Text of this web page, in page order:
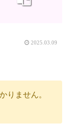
2025.03.09
りません。